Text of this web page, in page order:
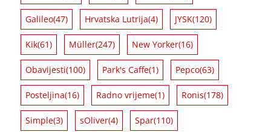
Galileo(47) Hrvatska Lutrija(4) JYSK(120)
Kik(61) Müller(247) New Yorker(16)
Obavijesti(100) Park's Caffe(1) Pepco(63)
Posteljina(16) Radno vrijeme(1) Ronis(178)
Simple(3) sOliver(4) Spar(110)